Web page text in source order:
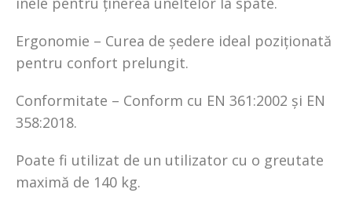
Ergonomie – Curea de ședere ideal poziționată
pentru confort prelungit.
Conformitate – Conform cu EN 361:2002 și EN
358:2018.
Poate fi utilizat de un utilizator cu o greutate
maximă de 140 kg.